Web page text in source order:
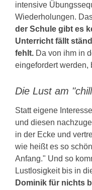
intensive
Wiederholungen.
der Schule gibt es
Unterricht fällt
fehlt. Da von ihm in
eingefordert werden,
Die Lust am
Statt eigene
und diesen
in der Ecke und
wie heißt es so
Anfang." Und so
Lustlosigkeit bis in
Dominik für nichts